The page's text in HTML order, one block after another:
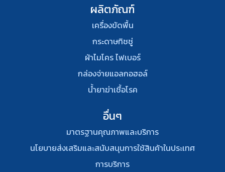
ผลิตภัณฑ์
เครื่องขัดพื้น
กระดาษทิชชู่
ผ้าไมโคร ไฟเบอร์
กล่องจ่ายแอลกอฮอล์
น้ำยาฆ่าเชื้อโรค
อื่นๆ
มาตรฐานคุณภาพและบริการ
นโยบายส่งเสริมและสนับสนุนการใช้สินค้าในประเทศ
การบริการ